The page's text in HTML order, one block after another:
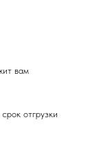
вам
отгрузки